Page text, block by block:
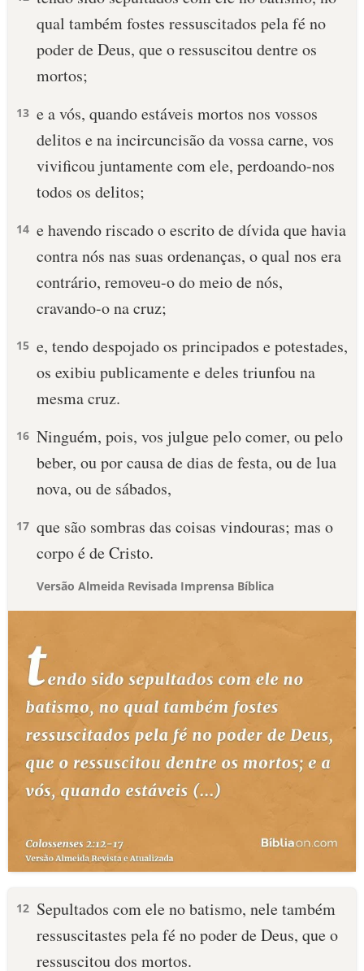
qual também fostes ressuscitados pela fé no
poder de Deus, que o ressuscitou dentre os
mortos;
13 e a vós, quando estáveis mortos nos vossos
delitos e na incircuncisão da vossa carne, vos
vivificou juntamente com ele, perdoando-nos
todos os delitos;
14 e havendo riscado o escrito de dívida que havia
contra nós nas suas ordenanças, o qual nos era
contrário, removeu-o do meio de nós,
cravando-o na cruz;
15 e, tendo despojado os principados e potestades,
os exibiu publicamente e deles triunfou na
mesma cruz.
16 Ninguém, pois, vos julgue pelo comer, ou pelo
beber, ou por causa de dias de festa, ou de lua
nova, ou de sábados,
17 que são sombras das coisas vindouras; mas o
corpo é de Cristo.
Versão Almeida Revisada Imprensa Bíblica
12 Sepultados com ele no batismo, nele também
ressuscitastes pela fé no poder de Deus, que o
ressuscitou dos mortos.